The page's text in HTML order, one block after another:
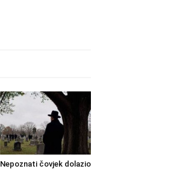
Nepoznati čovjek dolazio